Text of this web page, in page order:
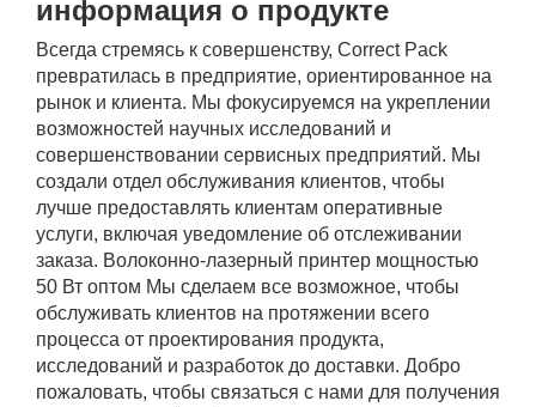
информация о продукте
Всегда стремясь к совершенству, Correct Pack
превратилась в предприятие, ориентированное на
рынок и клиента. Мы фокусируемся на укреплении
возможностей научных исследований и
совершенствовании сервисных предприятий. Мы
создали отдел обслуживания клиентов, чтобы
лучше предоставлять клиентам оперативные
услуги, включая уведомление об отслеживании
заказа. Волоконно-лазерный принтер мощностью
50 Вт оптом Мы сделаем все возможное, чтобы
обслуживать клиентов на протяжении всего
процесса от проектирования продукта,
исследований и разработок до доставки. Добро
пожаловать, чтобы связаться с нами для получения